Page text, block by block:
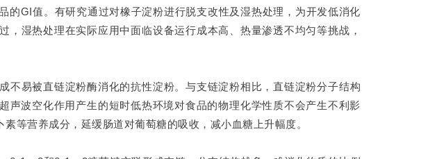
的GI值。有研究通过对橡子淀粉进行脱支改性及湿热处理，为开发低消化
湿热处理在实际应用中面临设备运行成本高、热量渗透不均匀等挑战，
不易被直链淀粉酶消化的抗性淀粉。与支链淀粉相比，直链淀粉分子结构
声波空化作用产生的短时低热环境对食品的物理化学性质不会产生不利影
等营养成分，延缓肠道对葡萄糖的吸收，减小血糖上升幅度。